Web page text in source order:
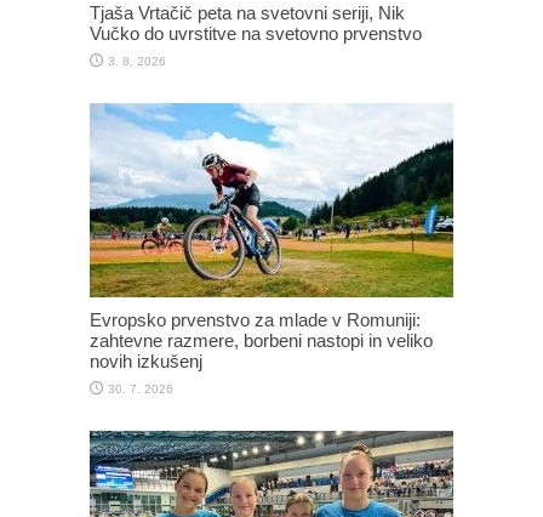
Tjaša Vrtačič peta na svetovni seriji, Nik
Vučko do uvrstitve na svetovno prvenstvo
3. 8. 2026
Evropsko prvenstvo za mlade v Romuniji:
zahtevne razmere, borbeni nastopi in veliko
novih izkušenj
30. 7. 2026